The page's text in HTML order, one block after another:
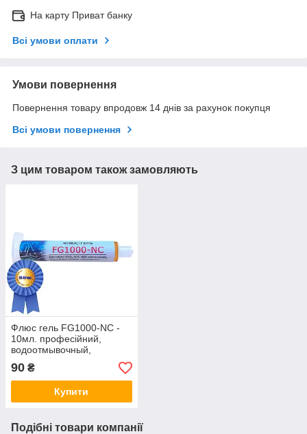
На карту Приват банку
Всі умови оплати
Умови повернення
Повернення товару впродовж 14 днів за рахунок покупця
Всі умови повернення
З цим товаром також замовляють
Флюс гель FG1000-NC -
10мл. професійний,
водоотмывочный,
водосмываемый
90 ₴
Купити
Подібні товари компанії